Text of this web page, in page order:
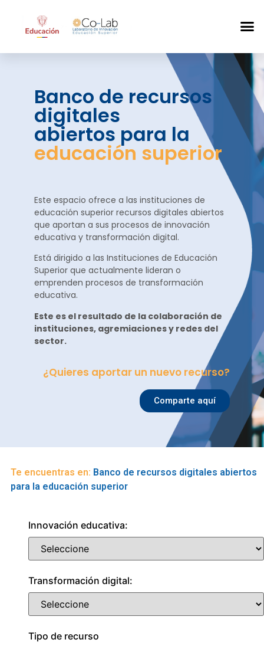
Banco de recursos
digitales
abiertos para la
educación superior
Este espacio ofrece a las instituciones de
educación superior recursos digitales abiertos
que aportan a sus procesos de innovación
educativa y transformación digital.
Está dirigido a las Instituciones de Educación
Superior que actualmente lideran o
emprenden procesos de transformación
educativa.
Este es el resultado de la colaboración de
instituciones, agremiaciones y redes del
sector.
¿Quieres aportar un nuevo recurso?
Comparte aquí
Te encuentras en: Banco de recursos digitales abiertos
para la educación superior
Innovación educativa:
Transformación digital:
Tipo de recurso